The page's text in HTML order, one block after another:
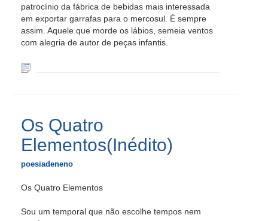
patrocínio da fábrica de bebidas mais interessada
em exportar garrafas para o mercosul. É sempre
assim. Aquele que morde os lábios, semeia ventos
com alegria de autor de peças infantis.
Os Quatro
Elementos(Inédito)
poesiadeneno
Os Quatro Elementos
Sou um temporal que não escolhe tempos nem